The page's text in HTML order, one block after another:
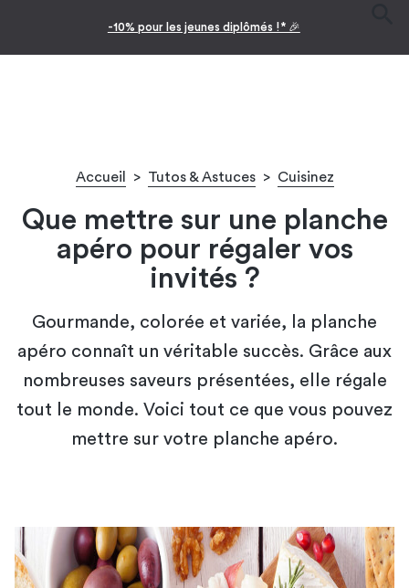
Facilitez vos achats avec le paiement en 10x
Accueil > Tutos & Astuces > Cuisinez
Que mettre sur une planche
apéro pour régaler vos
invités ?
Gourmande, colorée et variée, la planche
apéro connaît un véritable succès. Grâce aux
nombreuses saveurs présentées, elle régale
tout le monde. Voici tout ce que vous pouvez
mettre sur votre planche apéro.